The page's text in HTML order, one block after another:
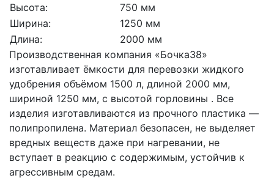
Высота:
750 мм
Ширина:
1250 мм
Длина:
2000 мм
Производственная компания «Бочка38»
изготавливает ёмкости для перевозки жидкого
удобрения объёмом 1500 л, длиной 2000 мм,
шириной 1250 мм, с высотой горловины . Все
изделия изготавливаются из прочного пластика —
полипропилена. Материал безопасен, не выделяет
вредных веществ даже при нагревании, не
вступает в реакцию с содержимым, устойчив к
агрессивным средам.